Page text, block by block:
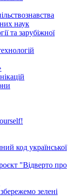
наук
та зарубіжної
код української
"Відверто про
зелені